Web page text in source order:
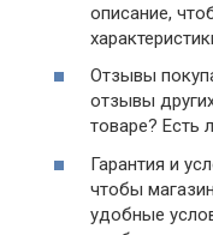
описание,
Отзывы
отзывы
товаре? Есть
Гарантия и
чтобы
удобные